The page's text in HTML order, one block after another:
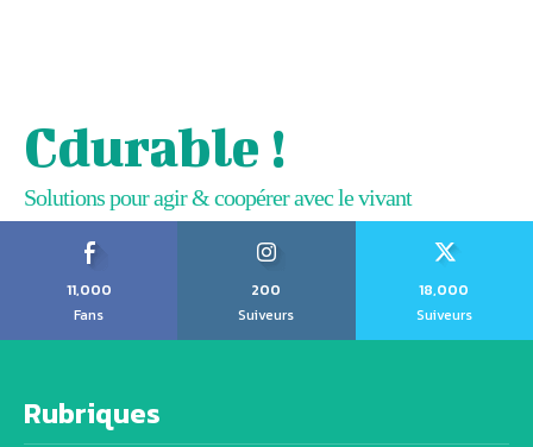
Cdurable !
Solutions pour agir & coopérer avec le vivant
11,000
Fans
200
Suiveurs
18,000
Suiveurs
Rubriques